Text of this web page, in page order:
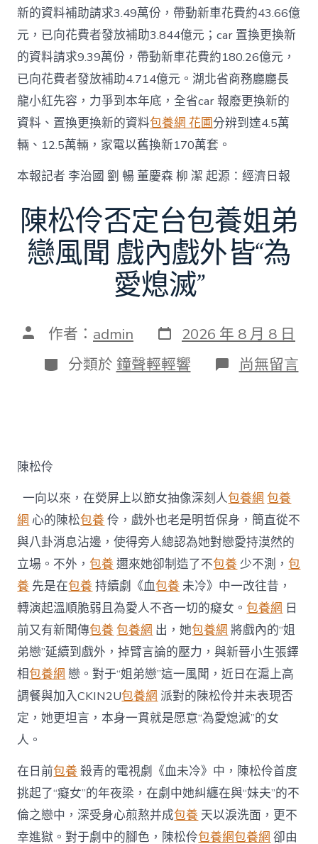
新的資料補助請求3.49萬份，帶動新車花費約43.66億
元，已向花費者發放補助3.844億元；car 置換更換新
的資料請求9.39萬份，帶動新車花費約180.26億元，
已向花費者發放補助4.714億元。湖北省商務廳廳長
龍小紅先容，力爭到本年底，全省car 報廢更換新的
資料、置換更換新的資料包養網 花圃分辨到達4.5萬
輛、12.5萬輛，家電以舊換新170萬套。
本報記者 李治國 劉 暢 董慶森 柳 潔 起源：經濟日報
陳松伶否定台包養姐弟
戀風聞 戲內戲外皆“為
愛熄滅”
文 作者： admin 發
表
日
期
2026 年 8 月 8 日
分
類
分類於 鐘聲輕輕響 在
〈陳
姐
弟
戀
風
聞
戲
內
戲
外
皆
“為
愛
熄
滅”〉
中
尚無留言
陳松伶
一向以來，在熒屏上以節女抽像深刻人包養網 包養
網 心的陳松包養 伶，戲外也老是明哲保身，簡直從不
與八卦消息沾邊，使得旁人總認為她對戀愛持漠然的
立場。不外，包養 邇來她卻制造了不包養 少不測，包
養 先是在包養 持續劇《血包養 未冷》中一改往昔，
轉演起溫順脆弱且為愛人不吝一切的癡女。包養網 日
前又有新聞傳包養 包養網 出，她包養網 將戲內的“姐
弟戀”延續到戲外，掉臂言論的壓力，與新晉小生張鐸
相包養網 戀。對于“姐弟戀”這一風聞，近日在滬上高
調餐與加入CKIN2U包養網 派對的陳松伶并未表現否
定，她更坦言，本身一貫就是愿意“為愛熄滅”的女
人。
在日前包養 殺青的電視劇《血未冷》中，陳松伶首度
挑起了“癡女”的年夜梁，在劇中她糾纏在與“妹夫”的不
倫之戀中，深受身心煎熬并成包養 天以淚洗面，更不
幸進獄。對于劇中的腳色，陳松伶包養網包養網 卻由